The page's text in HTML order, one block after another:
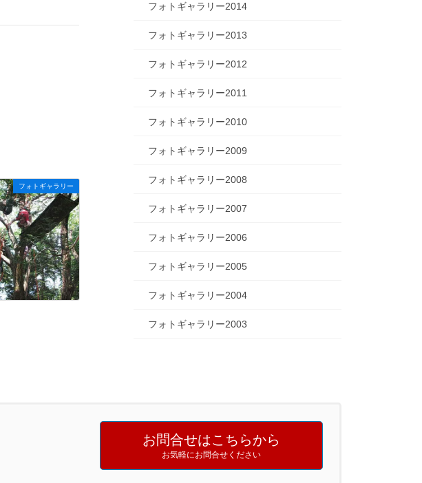
フォトギャラリー
フォトギャラリー2014
フォトギャラリー2013
フォトギャラリー2012
フォトギャラリー2011
フォトギャラリー2010
フォトギャラリー2009
フォトギャラリー2008
フォトギャラリー2007
フォトギャラリー2006
フォトギャラリー2005
フォトギャラリー2004
フォトギャラリー2003
お問合せはこちらから
お気軽にお問合せください